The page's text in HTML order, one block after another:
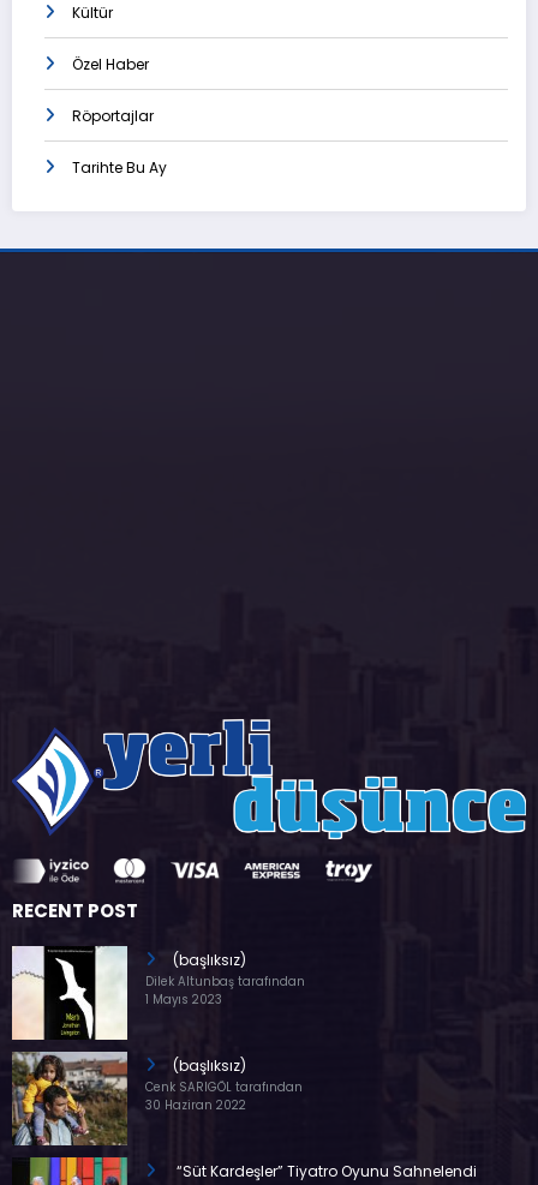
Kültür
Özel Haber
Röportajlar
Tarihte Bu Ay
RECENT POST
(başlıksız)
Dilek Altunbaş tarafından
1 Mayıs 2023
(başlıksız)
Cenk SARIGÖL tarafından
30 Haziran 2022
“Süt Kardeşler” Tiyatro Oyunu Sahnelendi